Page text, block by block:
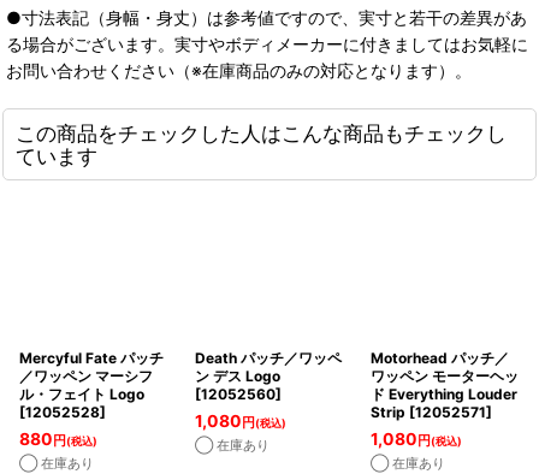
●寸法表記（身幅・身丈）は参考値ですので、実寸と若干の差異があ
る場合がございます。実寸やボディメーカーに付きましてはお気軽に
お問い合わせください（※在庫商品のみの対応となります）。
この商品をチェックした人はこんな商品もチェックし
ています
Mercyful Fate パッチ
／ワッペン マーシフ
ル・フェイト Logo
[12052528]
880 円(税込)
◯ 在庫あり
Death パッチ／ワッペ
ン デス Logo
[12052560]
1,080 円(税込)
◯ 在庫あり
Motorhead パッチ／
ワッペン モーターヘッ
ド Everything Louder
Strip [12052571]
1,080 円(税込)
◯ 在庫あり